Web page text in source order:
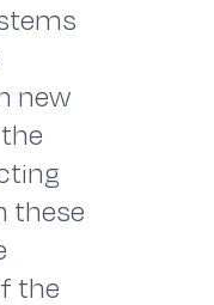
new
these
the